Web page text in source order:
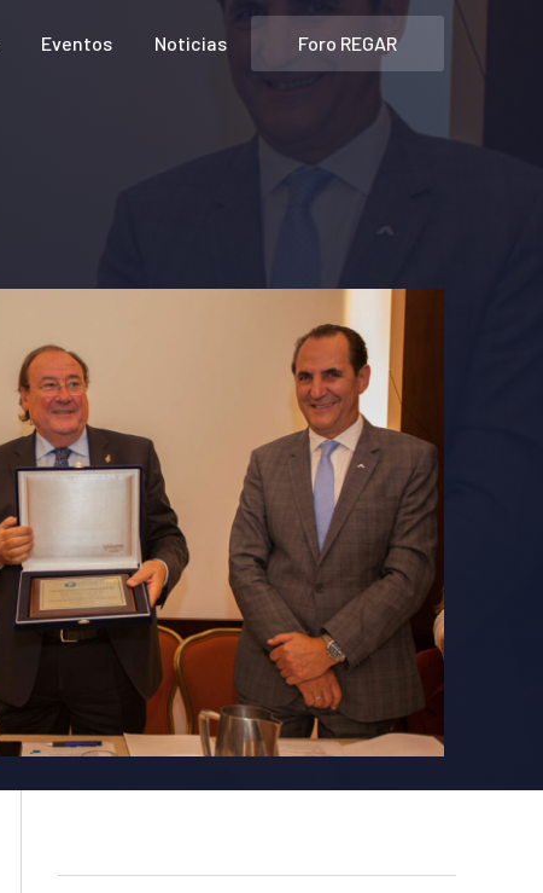
Eventos Noticias Foro REGAR